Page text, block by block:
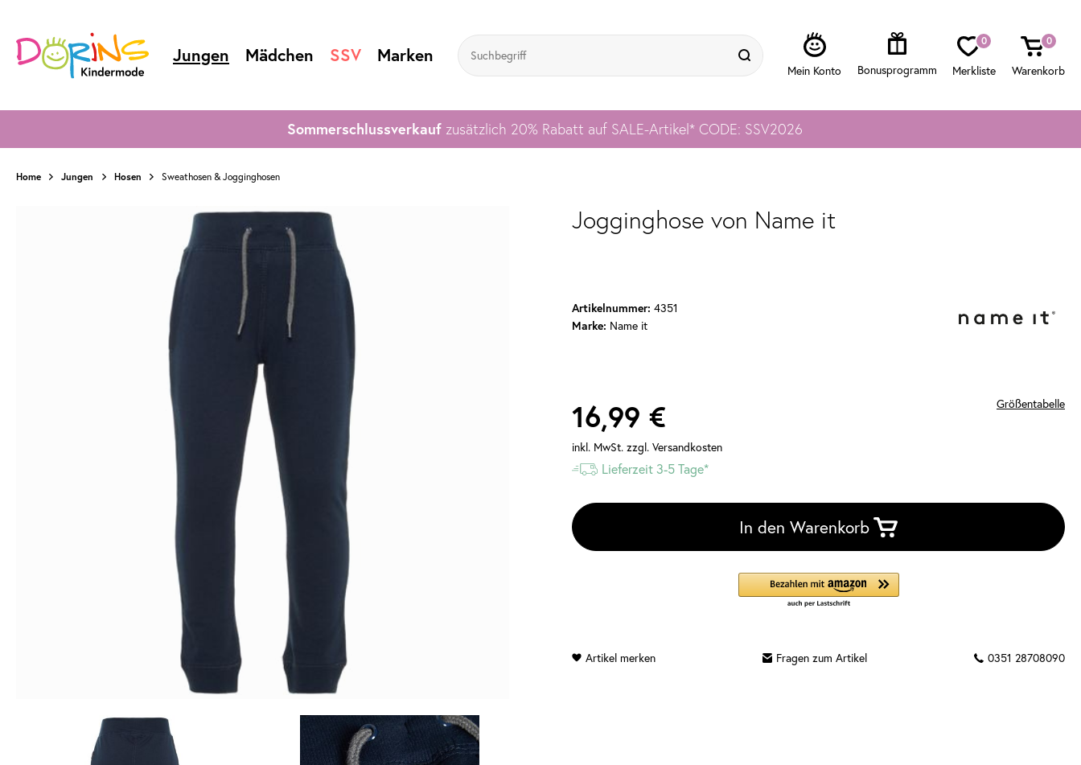
Jungen Mädchen SSV Marken
0 0
Sommerschlussverkaufzusätzlich 20% Rabatt auf SALE-Artikel* CODE: SSV2026
Home Jungen Hosen Sweathosen & Jogginghosen
Jogginghose von Name it
Artikelnummer: 4351
Marke: Name it
Größentabelle
16,99 €
inkl. MwSt.zzgl. Versandkosten
Lieferzeit 3-5 Tage*
In den Warenkorb
Fragen zum Artikel 0351 28708090